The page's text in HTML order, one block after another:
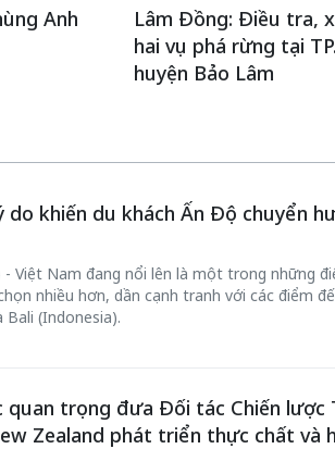
Anh
Lâm Đồng: Điều tra,
hai vụ phá rừng tại
huyện Bảo Lâm
do khiến du khách Ấn Độ chuyển
- Việt Nam đang nổi lên là một trong những
nhiều hơn, dần cạnh tranh với các điểm
Bali (Indonesia).
quan trọng đưa Đối tác Chiến lược
Zealand phát triển thực chất và